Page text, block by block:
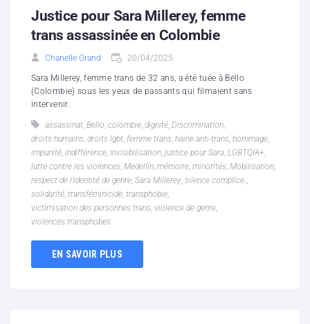
Justice pour Sara Millerey, femme
trans assassinée en Colombie
Chanelle Grand 20/04/2025
Sara Millerey, femme trans de 32 ans, a été tuée à Bello
(Colombie) sous les yeux de passants qui filmaient sans
intervenir.
assassinat, Bello, colombie, dignité, Discrimination,
droits humains, droits lgbt, femme trans, haine anti-trans, hommage,
impunité, indifférence, invisibilisation, justice pour Sara, LGBTQIA+,
lutte contre les violences, Medellín, mémoire, minorités, Mobilisation,
respect de l’identité de genre, Sara Millerey, silence complice. ,
solidarité, transféminicide, transphobie,
victimisation des personnes trans, violence de genre,
violences transphobes
EN SAVOIR PLUS